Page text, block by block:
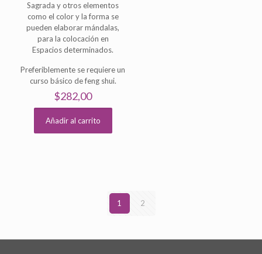
Sagrada y otros elementos
como el color y la forma se
pueden elaborar mándalas,
para la colocación en
Espacios determinados.
Preferiblemente se requiere un
curso básico de feng shui.
$282,00
Añadir al carrito
1 2